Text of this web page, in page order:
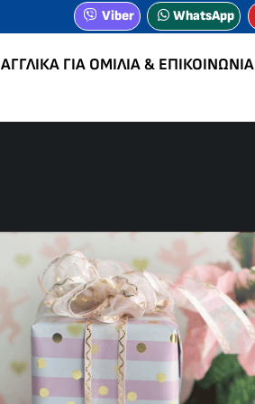
Viber WhatsApp
ΑΓΓΛΙΚΑ ΓΙΑ ΟΜΙΛΙΑ & ΕΠΙΚΟΙΝΩΝΙΑ